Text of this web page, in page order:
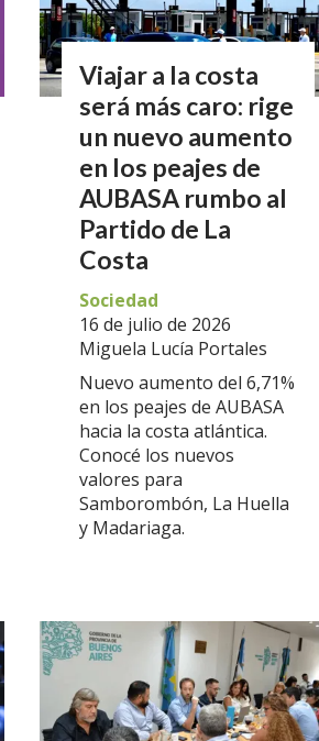
Viajar a la costa
será más caro: rige
un nuevo aumento
en los peajes de
AUBASA rumbo al
Partido de La
Costa
Miguela Lucía Portales
Sociedad
16 de julio de 2026
Nuevo aumento del 6,71%
en los peajes de AUBASA
hacia la costa atlántica.
Conocé los nuevos
valores para
Samborombón, La Huella
y Madariaga.